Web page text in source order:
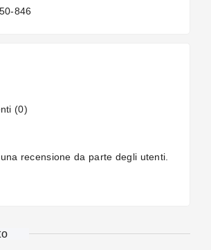
50-846
(0)
recensione da parte degli utenti.